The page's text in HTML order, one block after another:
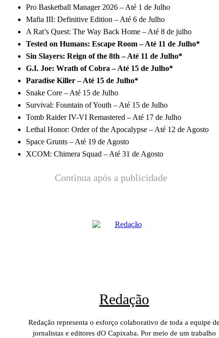
Pro Basketball Manager 2026 – Até 1 de Julho
Mafia III: Definitive Edition – Até 6 de Julho
A Rat’s Quest: The Way Back Home – Até 8 de julho
Tested on Humans: Escape Room – Até 11 de Julho*
Sin Slayers: Reign of the 8th – Até 11 de Julho*
G.I. Joe: Wrath of Cobra – Até 15 de Julho*
Paradise Killer – Até 15 de Julho*
Snake Core – Até 15 de Julho
Survival: Fountain of Youth – Até 15 de Julho
Tomb Raider IV-VI Remastered – Até 17 de Julho
Lethal Honor: Order of the Apocalypse – Até 12 de Agosto
Space Grunts – Até 19 de Agosto
XCOM: Chimera Squad – Até 31 de Agosto
Continua após a publicidade
Redação
Redação representa o esforço colaborativo de toda a equipe
jornalistas e editores dO Capixaba. Por meio de um trabalho